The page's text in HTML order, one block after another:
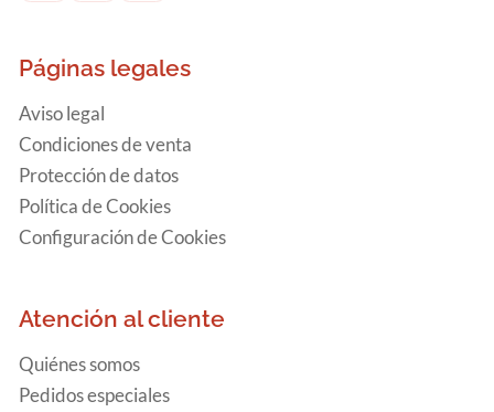
Páginas legales
Aviso legal
Condiciones de venta
Protección de datos
Política de Cookies
Configuración de Cookies
Atención al cliente
Quiénes somos
Pedidos especiales